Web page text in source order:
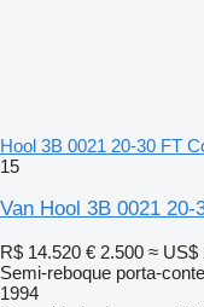
Hool 3B 0021 20-30 FT
15
Van Hool 3B 0021 20-
R$ 14.520 € 2.500 ≈ US$
Semi-reboque porta-
1994